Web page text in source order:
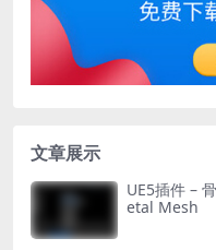
文章展示
UE5插件 –
etal Mesh